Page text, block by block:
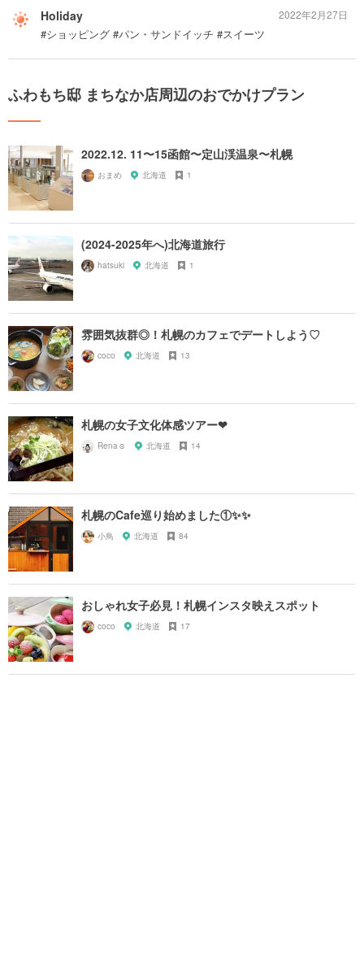
Holiday
#ショッピング #パン・サンドイッチ #スイーツ
2022年2月27日
ふわもち邸 まちなか店周辺のおでかけプラン
2022.12. 11〜15函館〜定山渓温泉〜札幌
おまめ 北海道 1
(2024-2025年へ)北海道旅行
hatsuki 北海道 1
雰囲気抜群◎！札幌のカフェでデートしよう♡
coco 北海道 13
札幌の女子文化体感ツアー❤
Rena☺︎ 北海道 14
札幌のCafe巡り始めました①✨✨
小鳥 北海道 84
おしゃれ女子必見！札幌インスタ映えスポット
coco 北海道 17